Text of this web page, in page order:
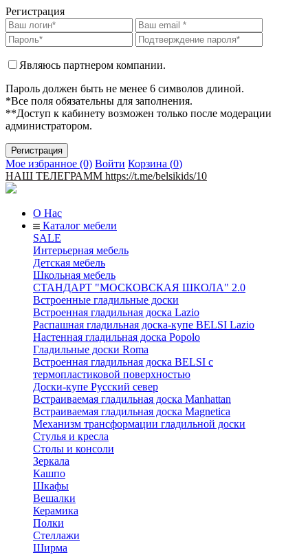
Регистрация
Являюсь партнером компании.
Пароль должен быть не менее 6 символов длиной.
*Все поля обязательны для заполнения.
**Доступ к кабинету возможен только после модерации
администратором.
Мое избранное (0) Войти Корзина (0)
НАШ ТЕЛЕГРАММ https://t.me/belsikids/10
О Нас
Каталог мебели
SALE
Интерьерная мебель
Детская мебель
Школьная мебель
СТАНДАРТ "МОСКОВСКАЯ ШКОЛА" 2.0
Встроенные гладильные доски
Встроенная гладильная доска Lazio
Распашная гладильная доска-купе BELSI Lazio
Настенная гладильная доска Popolo
Гладильные доски Roma
Встроенная гладильная доска BELSI с
термопластиковой поверхностью
Доски-купе Русский север
Встраиваемая гладильная доска Manhattan
Встраиваемая гладильная доска Magnetica
Механизм трансформации гладильной доски
Стyлья и кресла
Столы и консоли
Зеркала
Кашпо
Шкафы
Вешалки
Керамика
Полки
Стеллажи
Ширма